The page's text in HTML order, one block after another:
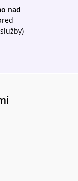
Pána.
nad